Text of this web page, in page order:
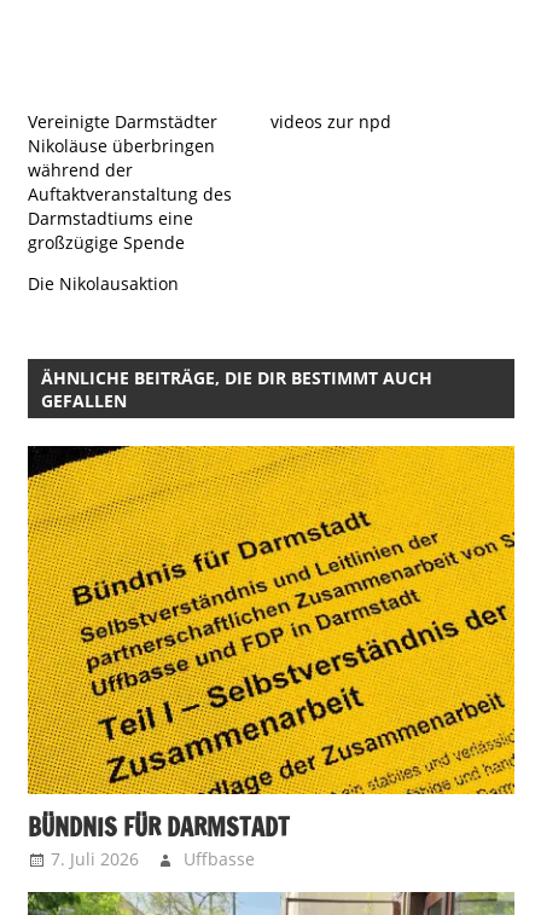
Vereinigte Darmstädter
Nikoläuse überbringen
während der
Auftaktveranstaltung des
Darmstadtiums eine
großzügige Spende
videos zur npd
Die Nikolausaktion
ÄHNLICHE BEITRÄGE, DIE DIR BESTIMMT AUCH
GEFALLEN
BÜNDNIS FÜR DARMSTADT
7. Juli 2026 Uffbasse